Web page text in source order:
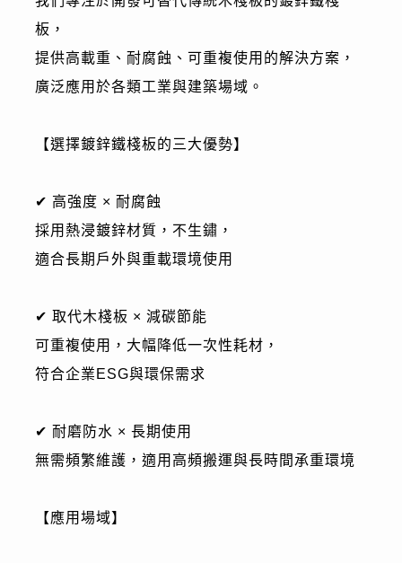
板，
提供高載重、耐腐蝕、可重複使用的解決方案，
廣泛應用於各類工業與建築場域。
【選擇鍍鋅鐵棧板的三大優勢】
✔ 高強度 × 耐腐蝕
採用熱浸鍍鋅材質，不生鏽，
適合長期戶外與重載環境使用
✔ 取代木棧板 × 減碳節能
可重複使用，大幅降低一次性耗材，
符合企業ESG與環保需求
✔ 耐磨防水 × 長期使用
無需頻繁維護，適用高頻搬運與長時間承重環境
【應用場域】